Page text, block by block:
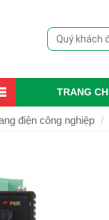
TRANG
điện công nghiệp